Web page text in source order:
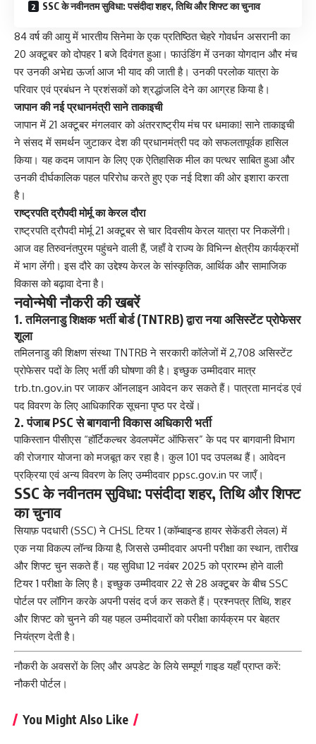
SSC के नवीनतम सुविधा: पसंदीदा शहर, तिथि और शिफ्ट का चुनाव
84 वर्ष की आयु में भारतीय सिनेमा के एक प्रतिष्ठित चेहरे गोवर्धन असरानी का
20 अक्टूबर को दोपहर 1 बजे दिवंगत हुआ। फाउंडिंग में उनका योगदान और मंच
पर उनकी अभेद्य ऊर्जा आज भी याद की जाती है। उनकी परलोक यात्रा के
परिवार एवं प्रबंधन ने प्रशंसकों को श्रद्धांजलि देने का आग्रह किया है।
जापान की नई प्रधानमंत्री साने ताकाइची
जापान में 21 अक्टूबर मंगलवार को अंतरराष्ट्रीय मंच पर धमाका! साने ताकाइची
ने संसद में समर्थन जुटाकर देश की प्रधानमंत्री पद को सफलतापूर्वक हासिल
किया। यह कदम जापान के लिए एक ऐतिहासिक मील का पत्थर साबित हुआ और
उनकी दीर्घकालिक पहल परिरोध करते हुए एक नई दिशा की ओर इशारा करता
है।
राष्ट्रपति द्रौपदी मोर्मू का केरल दौरा
राष्ट्रपति द्रौपदी मोर्मू 21 अक्टूबर से चार दिवसीय केरल यात्रा पर निकलेंगी।
आज वह तिरुवनंतपुरम पहुंचने वाली हैं, जहाँ वे राज्य के विभिन्न क्षेत्रीय कार्यक्रमों
में भाग लेंगी। इस दौरे का उद्देश्य केरल के सांस्कृतिक, आर्थिक और सामाजिक
विकास को बढ़ावा देना है।
नवोन्मेषी नौकरी की खबरें
1. तमिलनाडु शिक्षक भर्ती बोर्ड (TNTRB) द्वारा नया असिस्टेंट प्रोफेसर
शूला
तमिलनाडु की शिक्षण संस्था TNTRB ने सरकारी कॉलेजों में 2,708 असिस्टेंट
प्रोफेसर पदों के लिए भर्ती की घोषणा की है। इच्छुक उम्मीदवार मात्र
trb.tn.gov.in पर जाकर ऑनलाइन आवेदन कर सकते हैं। पात्रता मानदंड एवं
पद विवरण के लिए आधिकारिक सूचना पृष्ठ पर देखें।
2. पंजाब PSC से बागवानी विकास अधिकारी भर्ती
पाकिस्तान पीसीएस “हॉर्टिकल्चर डेवलपमेंट ऑफिसर” के पद पर बागवानी विभाग
की रोजगार योजना को मजबूत कर रहा है। कुल 101 पद उपलब्ध हैं। आवेदन
प्रक्रिया एवं अन्य विवरण के लिए उम्मीदवार ppsc.gov.in पर जाएँ।
SSC के नवीनतम सुविधा: पसंदीदा शहर, तिथि और शिफ्ट
का चुनाव
सियाफ़ पदधारी (SSC) ने CHSL टियर 1 (कॉम्बाइन्ड हायर सेकेंडरी लेवल) में
एक नया विकल्प लॉन्च किया है, जिससे उम्मीदवार अपनी परीक्षा का स्थान, तारीख
और शिफ्ट चुन सकते हैं। यह सुविधा 12 नवंबर 2025 को प्रारम्भ होने वाली
टियर 1 परीक्षा के लिए है। इच्छुक उम्मीदवार 22 से 28 अक्टूबर के बीच SSC
पोर्टल पर लॉगिन करके अपनी पसंद दर्ज कर सकते हैं। प्रश्नपत्र तिथि, शहर
और शिफ्ट को चुनने की यह पहल उम्मीदवारों को परीक्षा कार्यक्रम पर बेहतर
नियंत्रण देती है।
नौकरी के अवसरों के लिए और अपडेट के लिये सम्पूर्ण गाइड यहाँ प्राप्त करें:
नौकरी पोर्टल ।
You Might Also Like